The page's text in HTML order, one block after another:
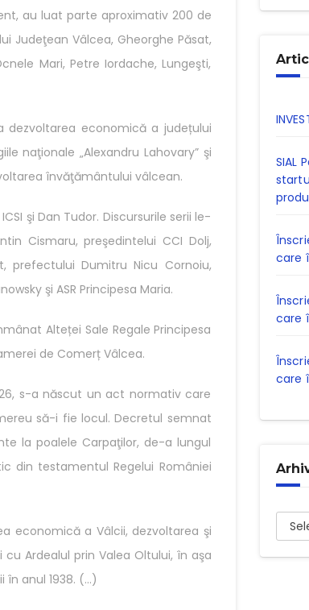
au luat parte aproximativ 200 de
Judeţean Vâlcea, Gheorghe Păsat,
Mari, Petre Iordache, Lungeşti,
economică a județului
naţionale „Alexandru Lahovary” şi
învăţământului vâlcean.
şi Dan Tudor. Discursurile serii le-
Cismaru, preşedintelui CCI Dolj,
prefectului Dumitru Nicu Cornoiu,
şi ASR Principesa Maria.
Alteței Sale Regale Principesa
de Comerț Vâlcea.
s-a născut un act normativ care
să-i fie locul. Decretul semnat
la poalele Carpaţilor, de-a lungul
din testamentul Regelui României
economică a Vâlcii, dezvoltarea şi
Ardealul prin Valea Oltului, în aşa
anul 1938. (…)
SIAL
care
care
care